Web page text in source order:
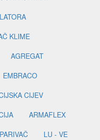
KLIME
AGREGAT
EMBRACO
CIJEV
ARMAFLEX
LU - VE